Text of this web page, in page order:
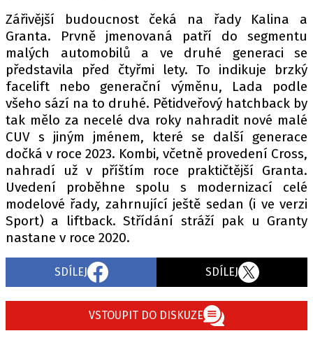
Zářivější budoucnost čeká na řady Kalina a
Granta. Prvně jmenovaná patří do segmentu
malých automobilů a ve druhé generaci se
představila před čtyřmi lety. To indikuje brzký
facelift nebo generační výměnu, Lada podle
všeho sází na to druhé. Pětidveřový hatchback by
tak mělo za necelé dva roky nahradit nové malé
CUV s jiným jménem, které se další generace
dočká v roce 2023. Kombi, včetně provedení Cross,
nahradí už v příštím roce praktičtější Granta.
Uvedení proběhne spolu s modernizací celé
modelové řady, zahrnující ještě sedan (i ve verzi
Sport) a liftback. Střídání stráží pak u Granty
nastane v roce 2020.
SDÍLEJ SDÍLEJ
VSTOUPIT DO DISKUZE